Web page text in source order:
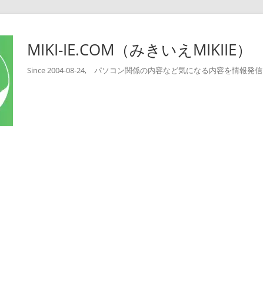
MIKI-IE.COM（みきいえMIKIIE）
Since 2004-08-24, パソコン関係の内容など気になる内容を情報発信